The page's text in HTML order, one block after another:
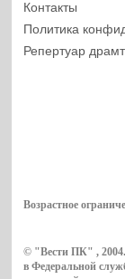
Контакты
Политика
Репертуар
Возрастное
© "Вести ПК" ,
в Федеральной